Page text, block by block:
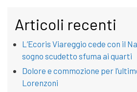
Articoli recenti
L’Ecoris Viareggio cede con il
sogno scudetto sfuma ai quarti
Dolore e commozione per
Lorenzoni